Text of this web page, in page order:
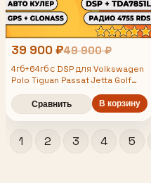
39 900 ₽49 900 ₽
4гб+64гб с DSP для Volkswagen
Polo Tiguan Passat Jetta Golf
Android магнитола, усилитель
звука TDA7851
Сравнить В корзину
1 2 3 4 5